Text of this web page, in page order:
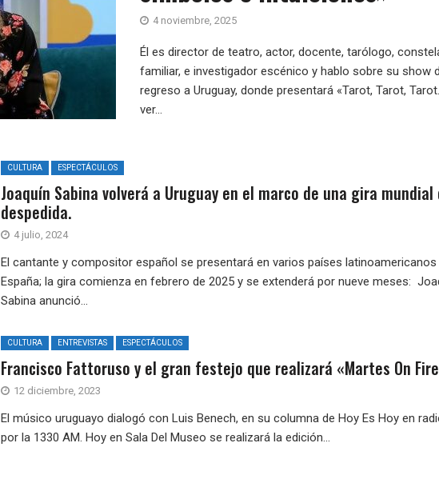
4 noviembre, 2025
Él es director de teatro, actor, docente, tarólogo,
familiar, e investigador escénico y hablo sobre su show
regreso a Uruguay, donde presentará «Tarot, Tarot,
ver...
CULTURA ESPECTÁCULOS
Joaquín Sabina volverá a Uruguay en el marco de una gira mundial
despedida.
4 julio, 2024
El cantante y compositor español se presentará en varios países latinoamericanos
España; la gira comienza en febrero de 2025 y se extenderá por nueve meses:
Sabina anunció...
CULTURA ENTREVISTAS ESPECTÁCULOS
Francisco Fattoruso y el gran festejo que realizará «Martes On
12 diciembre, 2023
El músico uruguayo dialogó con Luis Benech, en su columna de Hoy Es Hoy en
por la 1330 AM. Hoy en Sala Del Museo se realizará la edición...